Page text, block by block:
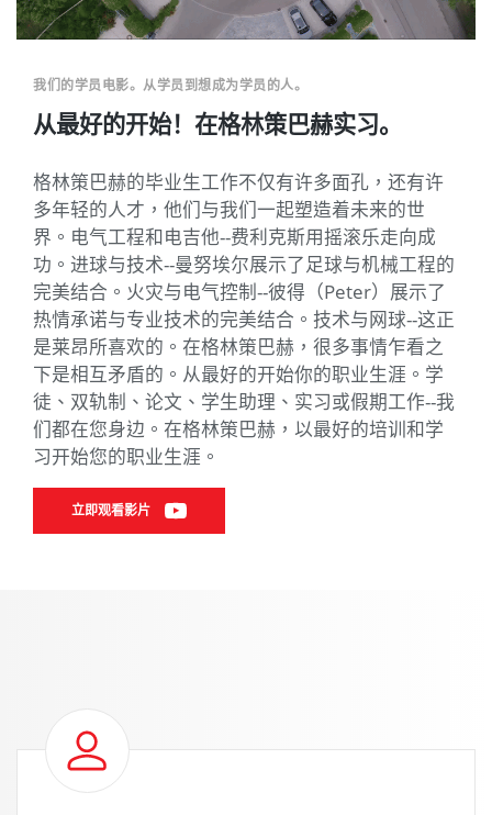
从最好的开始！在格林策巴赫实习。
我们的学员电影。从学员到想成为学员的人。
格林策巴赫的毕业生工作不仅有许多面孔，还有许
多年轻的人才，他们与我们一起塑造着未来的世
界。电气工程和电吉他--费利克斯用摇滚乐走向成
功。进球与技术--曼努埃尔展示了足球与机械工程的
完美结合。火灾与电气控制--彼得（Peter）展示了
热情承诺与专业技术的完美结合。技术与网球--这正
是莱昂所喜欢的。在格林策巴赫，很多事情乍看之
下是相互矛盾的。从最好的开始你的职业生涯。学
徒、双轨制、论文、学生助理、实习或假期工作--我
们都在您身边。在格林策巴赫，以最好的培训和学
习开始您的职业生涯。
立即观看影片